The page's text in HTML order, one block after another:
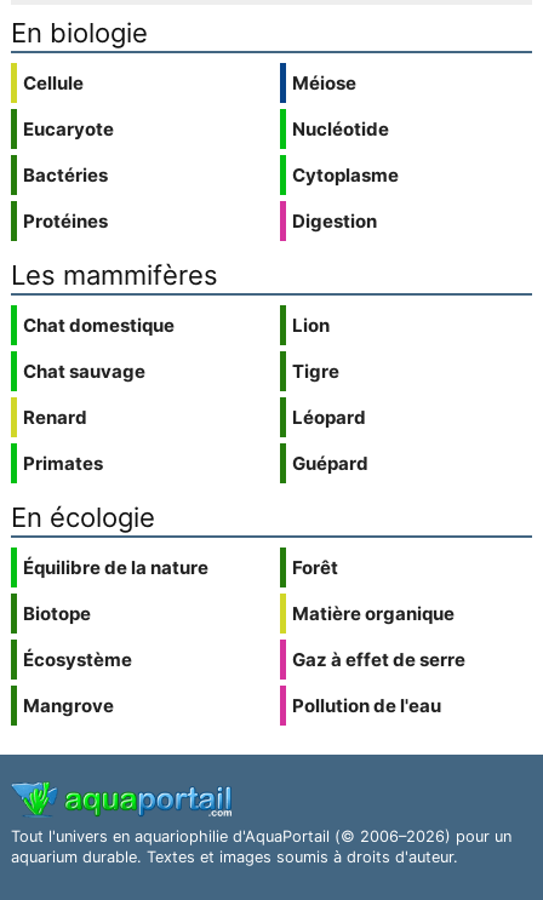
En biologie
Cellule
Eucaryote
Bactéries
Protéines
Méiose
Nucléotide
Cytoplasme
Digestion
Les mammifères
Chat domestique
Chat sauvage
Renard
Primates
Lion
Tigre
Léopard
Guépard
En écologie
Équilibre de la nature
Biotope
Écosystème
Mangrove
Forêt
Matière organique
Gaz à effet de serre
Pollution de l'eau
Tout l'univers en aquariophilie d'AquaPortail (© 2006–2026) pour un
aquarium durable. Textes et images soumis à droits d'auteur.